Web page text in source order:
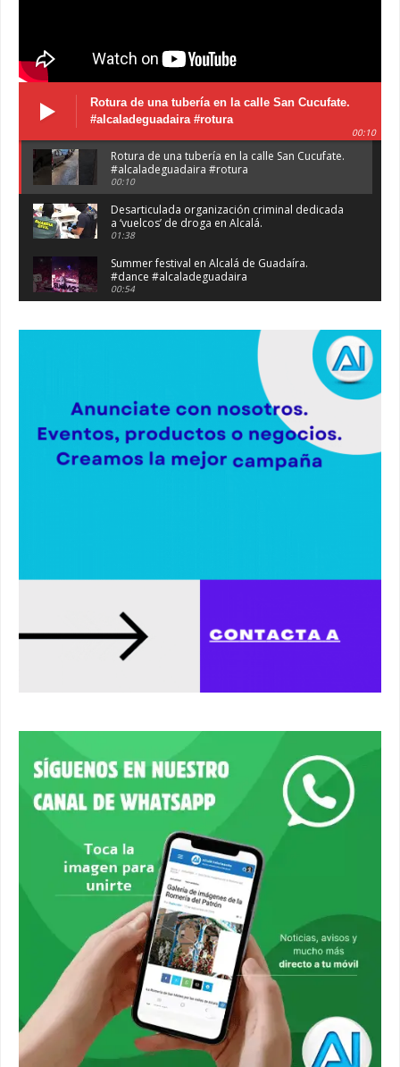
Rotura de una tubería en la calle San Cucufate.
#alcaladeguadaira #rotura
00:10
Rotura de una tubería en la calle San Cucufate.
#alcaladeguadaira #rotura
00:10
Desarticulada organización criminal dedicada
a ‘vuelcos’ de droga en Alcalá.
01:38
Summer festival en Alcalá de Guadaíra.
#dance #alcaladeguadaira
00:54
altura de Alcalá. #atraco #alcaladeguadaira
Robaban a narcotraficantes, hay registros en
Primeras 191 viviendas VPO en Alcalá de
Guadaíra. #alcaladeguadaira #vivienda #vpo
Paseo de caballos. #alcaladeguadaira #ferias
00:37
Un autobús ha golpeado a otro en el recinto
ferial. #accidente #alcaladeguadaira #ferias
00:08